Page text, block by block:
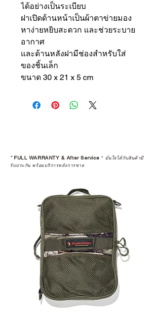
ได้อย่างเป็นระเบียบ
ฝาเปิดด้านหน้าเป็นผ้าตาข่ายมอง
หาง่ายหยิบสะดวก และช่วยระบาย
อากาศ
และด้านหลังฝามีช่องสำหรับใส่
ของชิ้นเล็ก
ขนาด 30 x 21 x 5 cm
*FULL WARRANTY & After Service * มั่นใจได้กับสินค้ามี
รับประกัน พร้อมบริการหลังการขาย